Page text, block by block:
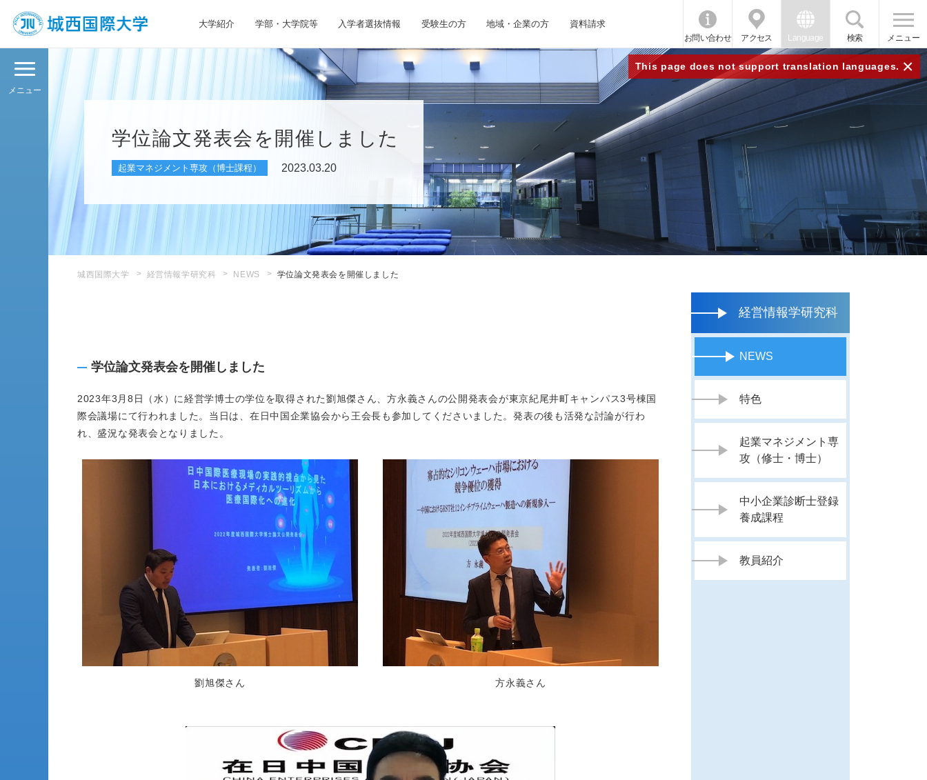
大学紹介 学部・大学院等 入学者選抜情報 受験生の方 地域・企業の方 資料請求
お問い合わせ アクセス Language 検索 メニュー
This page does not support translation languages. ×
メニュー
学位論文発表会を開催しました
起業マネジメント専攻（博士課程） 2023.03.20
城西国際大学 経営情報学研究科 NEWS 学位論文発表会を開催しました
学位論文発表会を開催しました
2023年3月8日（水）に経営学博士の学位を取得された劉旭傑さん、方永義さんの公開発表会が東京紀尾井町キャンパス3号棟国
際会議場にて行われました。当日は、在日中国企業協会から王会長も参加してくださいました。発表の後も活発な討論が行わ
れ、盛況な発表会となりました。
劉旭傑さん 方永義さん
経営情報学研究科
NEWS
特色
起業マネジメント専
攻（修士・博士）
中小企業診断士登録
養成課程
教員紹介